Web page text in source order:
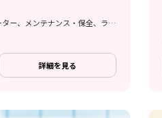
組立・組付け、マシンオペレーター、メンテナンス・保全、ライン作業、塗装、インフラ管理（社員寮、備品等）
詳細を見る